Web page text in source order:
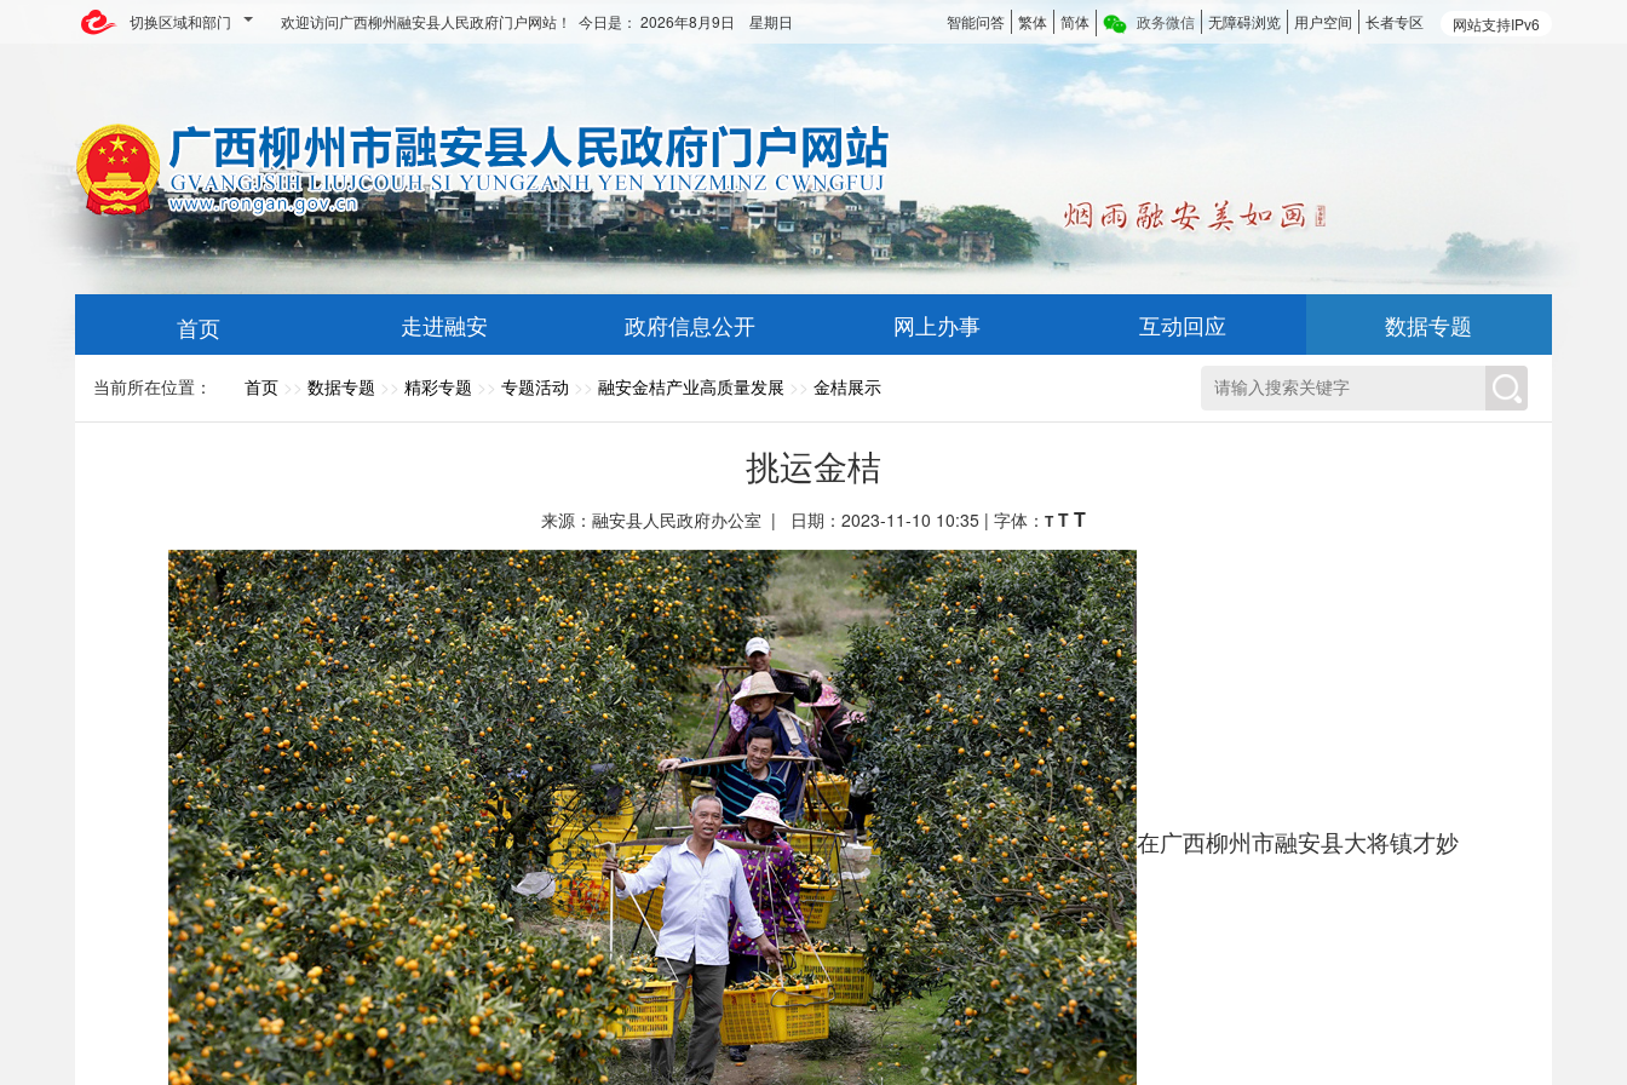
切换区域和部门 网站支持IPv6
智能问答 繁体 简体 政务微信 无障碍浏览 用户空间 长者专区
欢迎访问广西柳州融安县人民政府门户网站！ 今日是： 2026年8月9日 星期日
首页 走进融安 政府信息公开 网上办事 互动回应 数据专题
当前所在位置： 首页 >> 数据专题 >> 精彩专题 >> 专题活动 >> 融安金桔产业高质量发展 >> 金桔展示
挑运金桔
来源：融安县人民政府办公室 | 日期：2023-11-10 10:35 | 字体： T T T
在广西柳州市融安县大将镇才妙